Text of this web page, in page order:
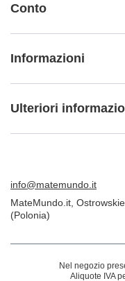
Conto
Informazioni
Ulteriori
info@matemundo.it
MateMundo.it
(Polonia)
Nel negozio
Aliquote IVA